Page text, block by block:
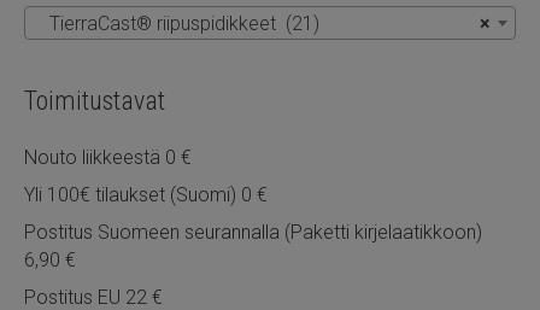
×
TierraCast® riipuspidikkeet (21)
Toimitustavat
Nouto liikkeestä 0 €
Yli 100€ tilaukset (Suomi) 0 €
Postitus Suomeen seurannalla (Paketti kirjelaatikkoon)
6,90 €
Postitus EU 22 €